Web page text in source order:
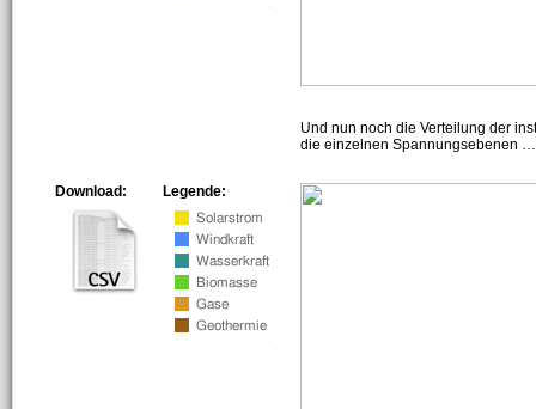
Und nun noch die Verteilung der
die einzelnen Spannungsebenen
Legende:
Download: